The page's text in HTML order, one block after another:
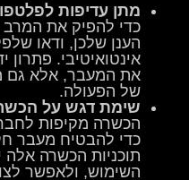
מתן עדיפות
כדי להפיק את
הענן שלכן, ודאו
אינטואיטיבי.
את המעבר, אלא גם
של הפעולה.
שימת דגש על
הכשרה מקיפות
כדי להבטיח מעבר
תוכניות הכשרה אלה
השימוש, ולאפשר